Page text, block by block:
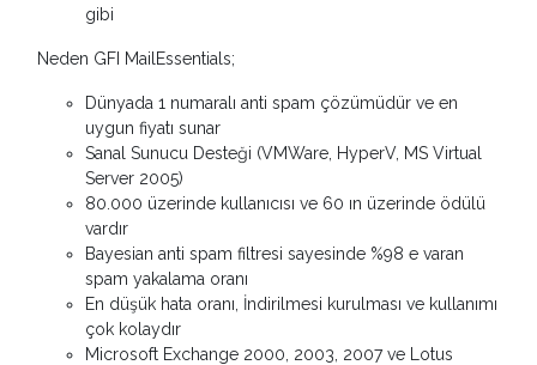
gibi
Neden GFI MailEssentials;
Dünyada 1 numaralı anti spam çözümüdür ve en
uygun fiyatı sunar
Sanal Sunucu Desteği (VMWare, HyperV, MS Virtual
Server 2005)
80.000 üzerinde kullanıcısı ve 60 ın üzerinde ödülü
vardır
Bayesian anti spam filtresi sayesinde %98 e varan
spam yakalama oranı
En düşük hata oranı, İndirilmesi kurulması ve kullanımı
çok kolaydır
Microsoft Exchange 2000, 2003, 2007 ve Lotus